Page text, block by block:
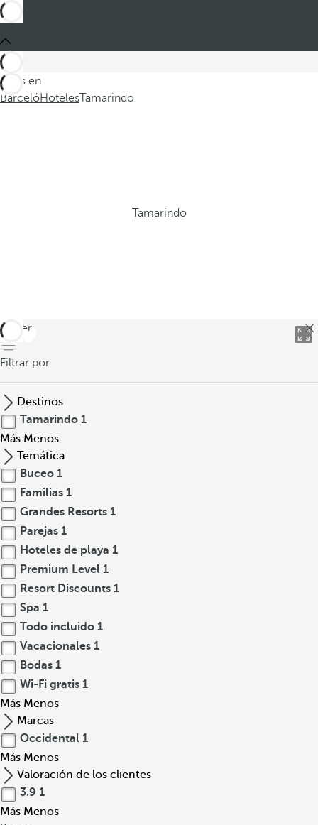
Estás en
BarcelóHotelesTamarindo
Tamarindo
volver
Filtrar por
Destinos
Tamarindo 1
Más Menos
Temática
Buceo 1
Familias 1
Grandes Resorts 1
Parejas 1
Hoteles de playa 1
Premium Level 1
Resort Discounts 1
Spa 1
Todo incluido 1
Vacacionales 1
Bodas 1
Wi-Fi gratis 1
Más Menos
Marcas
Occidental 1
Más Menos
Valoración de los clientes
3.9 1
Más Menos